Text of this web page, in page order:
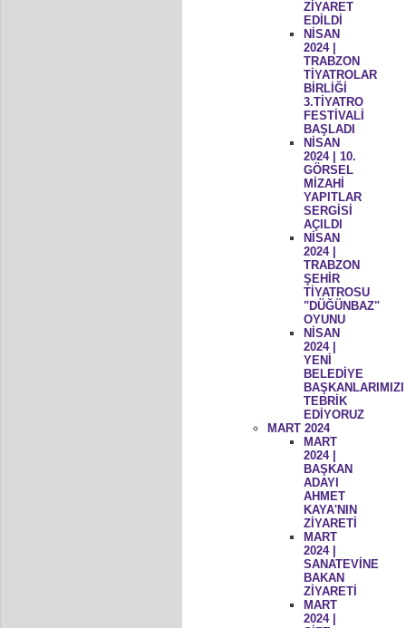
ZİYARET
EDİLDİ
NİSAN
2024 |
TRABZON
TİYATROLAR
BİRLİĞİ
3.TİYATRO
FESTİVALİ
BAŞLADI
NİSAN
2024 | 10.
GÖRSEL
MİZAHİ
YAPITLAR
SERGİSİ
AÇILDI
NİSAN
2024 |
TRABZON
ŞEHİR
TİYATROSU
"DÜĞÜNBAZ"
OYUNU
NİSAN
2024 |
YENİ
BELEDİYE
BAŞKANLARIMIZI
TEBRİK
EDİYORUZ
MART 2024
MART
2024 |
BAŞKAN
ADAYI
AHMET
KAYA'NIN
ZİYARETİ
MART
2024 |
SANATEVİNE
BAKAN
ZİYARETİ
MART
2024 |